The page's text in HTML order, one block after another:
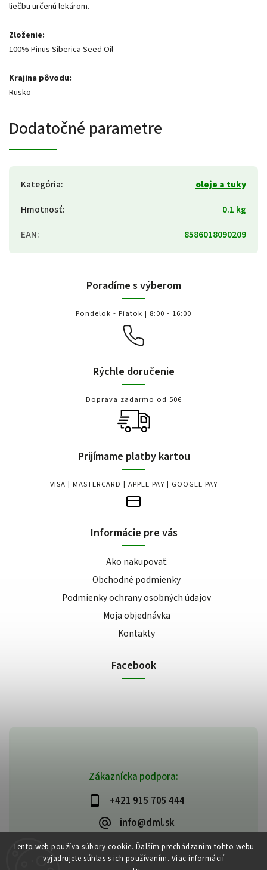
Tento web používa súbory cookie. Ďalším prechádzaním tohto webu
vyjadrujete súhlas s ich používaním. Viac informácií
liečbu určenú lekárom.
Zloženie:
100% Pinus Siberica Seed Oil
Krajina pôvodu:
Rusko
Dodatočné parametre
Kategória:
oleje a tuky
Hmotnosť:
0.1 kg
EAN: 8586018090209
Zákaznícka podpora:
+421 915 705 444
info@dml.sk
Poradíme s výberom
Pondelok - Piatok | 8:00 - 16:00
Rýchle doručenie
Doprava zadarmo od 50€
Prijímame platby kartou
VISA | MASTERCARD | APPLE PAY | GOOGLE PAY
Informácie pre vás
Ako nakupovať
Obchodné podmienky
Podmienky ochrany osobných údajov
Moja objednávka
Kontakty
Facebook